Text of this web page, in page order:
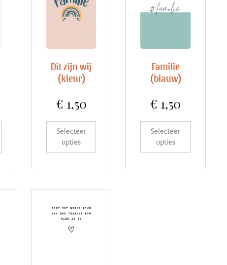
Dit zijn wij
(kleur)
€ 1,50
Selecteer
opties
Familie
(blauw)
€ 1,50
Selecteer
opties